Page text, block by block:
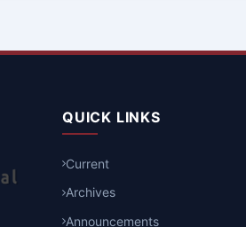
QUICK LINKS
Current
Archives
Announcements